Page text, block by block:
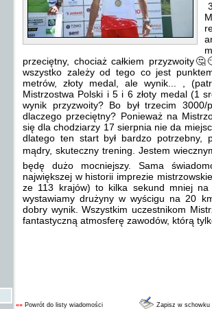
przeciętny, chociaż całkiem
wszystko zależy od tego co jest
metrów, złoty medal, ale wynik... ,
Mistrzostwa Polski i 5 i 6 złoty medal (1
wynik przyzwoity? Bo był trzecim
dlaczego przeciętny? Ponieważ na
się dla chodziarzy 17 sierpnia nie da
dlatego ten start był bardzo potrzebny,
mądry, skuteczny trening. Jestem
będę dużo mocniejszy. Sama
największej w historii imprezie
ze 113 krajów) to kilka sekund mniej
wystawiamy drużyny w wyścigu na 20
dobry wynik. Wszystkim uczestnikom
fantastyczną atmosferę zawodów, którą
«« Powrót do listy wiadomości Zapisz w schowku